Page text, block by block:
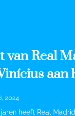
van Real
aan
2024
heeft Real